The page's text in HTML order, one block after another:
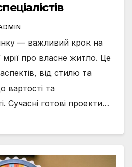
— важливий крок на
мрії про власне житло. Це
від стилю та
вартості та
Сучасні готові проекти…